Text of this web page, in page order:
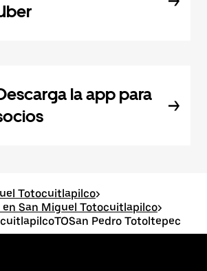
la app para
Totocuitlapilco>
en San Miguel Totocuitlapilco>
Pedro Totoltepec